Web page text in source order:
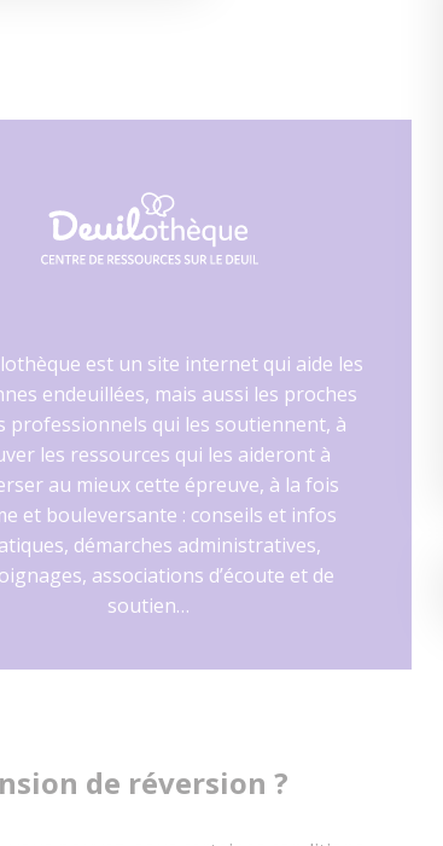
est un site internet qui aide les
endeuillées, mais aussi les proches
professionnels qui les soutiennent, à
les ressources qui les aideront à
au mieux cette épreuve, à la fois
et bouleversante : conseils et infos
démarches administratives,
associations d’écoute et de
soutien…
de réversion ?